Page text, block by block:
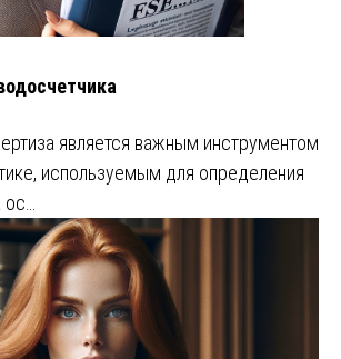
является важным инструментом
используемым для определения